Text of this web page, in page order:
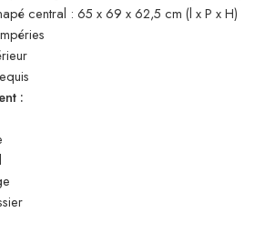
central : 65 x 69 x 62,5 cm (l x P x H)
: